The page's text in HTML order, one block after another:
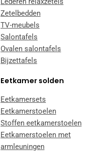
Zetelbedden
TV-meubels
Salontafels
Ovalen salontafels
Bijzettafels
Eetkamer solden
Eetkamersets
Eetkamerstoelen
Stoffen eetkamerstoelen
Eetkamerstoelen met
armleuningen